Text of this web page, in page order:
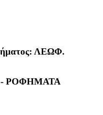
ΛΕΩΦ.
- ΡΟΦΗΜΑΤΑ